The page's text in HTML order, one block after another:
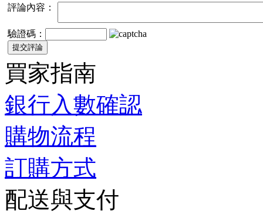
評論內容：
驗證碼：
買家指南
銀行入數確認
購物流程
訂購方式
配送與支付